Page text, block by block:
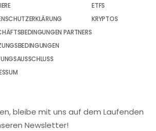
PARTNERS
ETFS
KRYPTOS
bleibe mit uns auf dem Laufenden
Newsletter!